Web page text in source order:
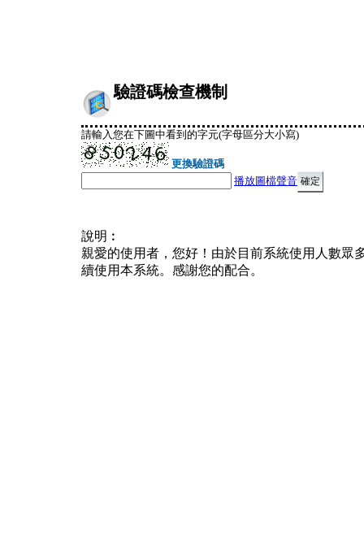
驗證碼檢查機制
請輸入您在下圖中看到的字元(字母區分大小寫)
更換驗證碼
播放圖檔聲音
說明︰
親愛的使用者，您好！由於目前系統使用人數眾
續使用本系統。感謝您的配合。